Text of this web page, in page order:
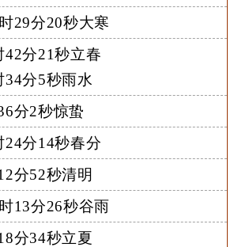
29分20秒大寒
42分21秒立春
34分5秒雨水
分2秒惊蛰
24分14秒春分
分52秒清明
13分26秒谷雨
分34秒立夏